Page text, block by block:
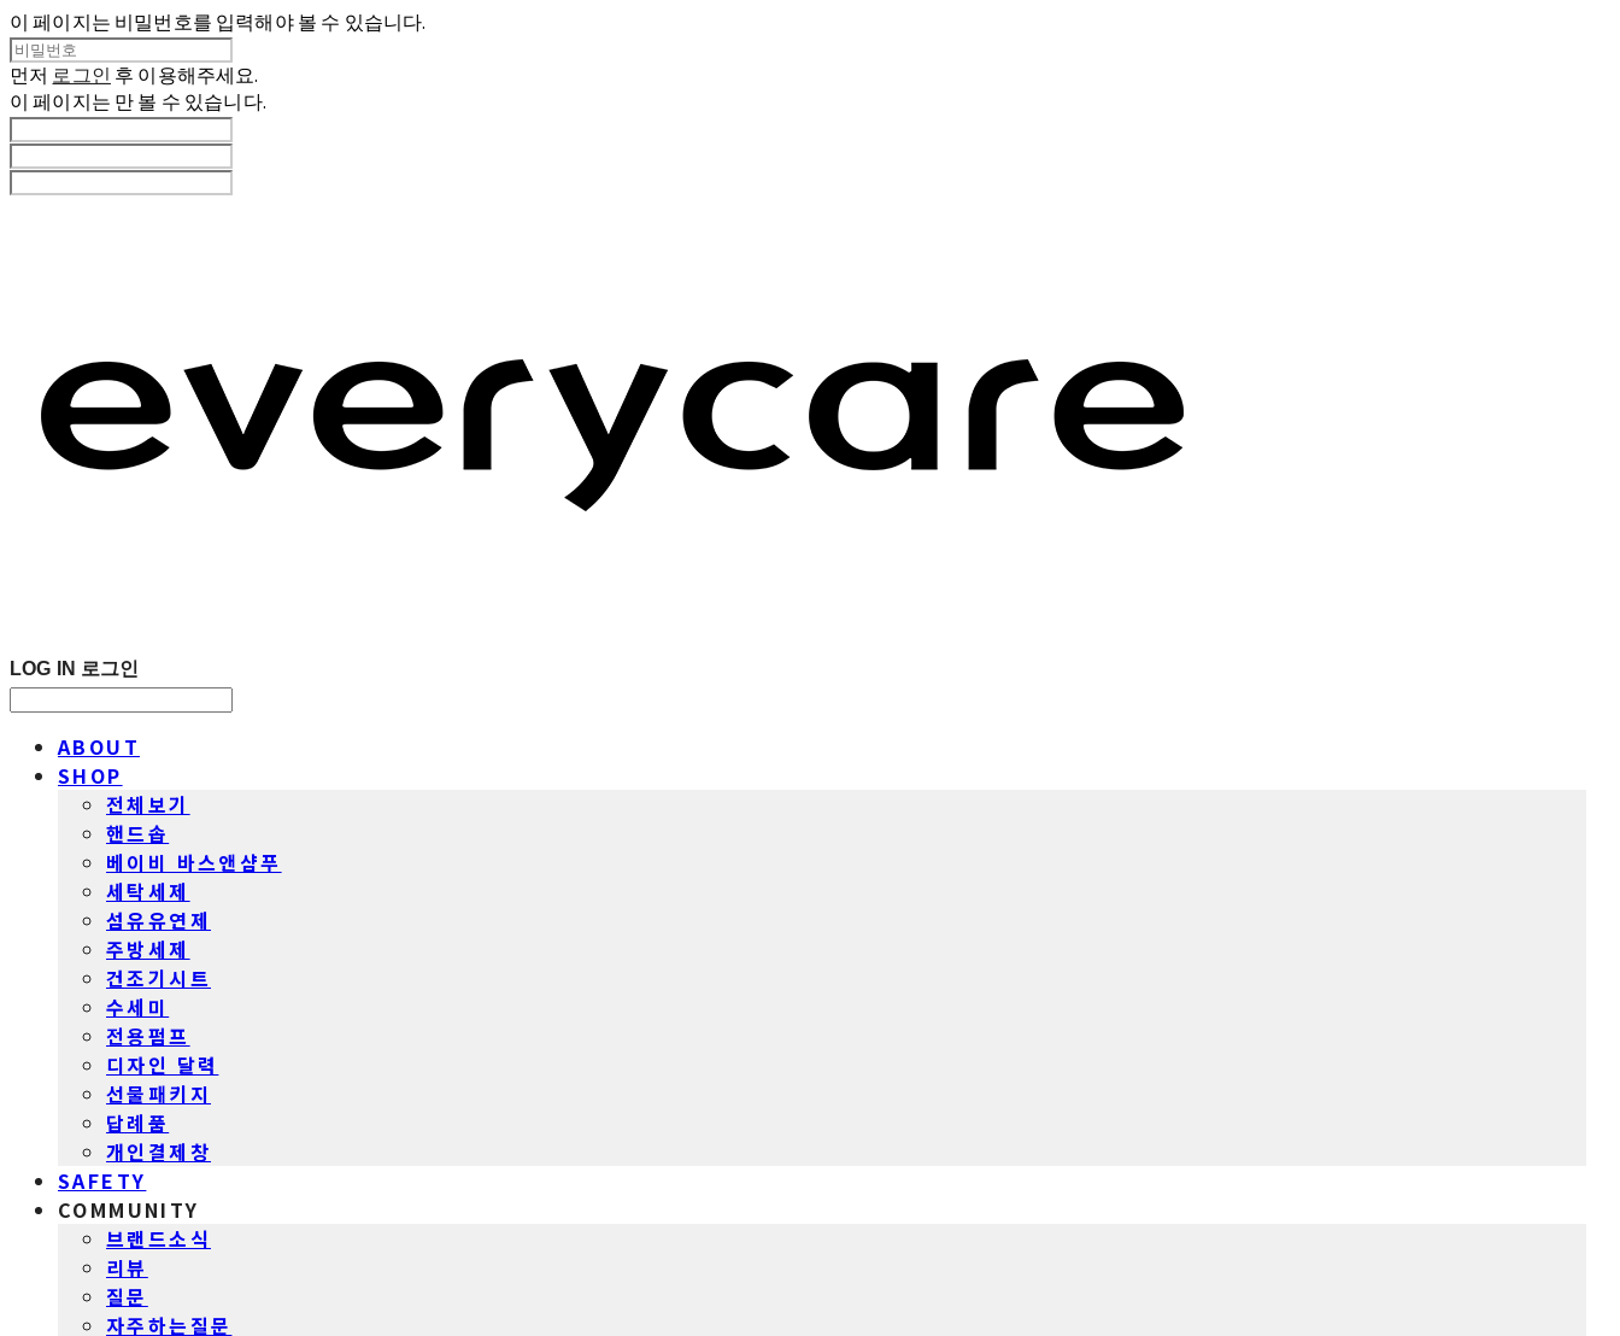
이 페이지는 비밀번호를 입력해야 볼 수 있습니다.
먼저 로그인 후 이용해주세요.
이 페이지는 만 볼 수 있습니다.
LOG IN 로그인
ABOUT
SHOP
전체보기
핸드솝
베이비 바스앤샴푸
세탁세제
섬유유연제
주방세제
건조기시트
수세미
전용펌프
디자인 달력
선물패키지
답례품
개인결제창
SAFETY
COMMUNITY
브랜드소식
리뷰
질문
자주하는질문